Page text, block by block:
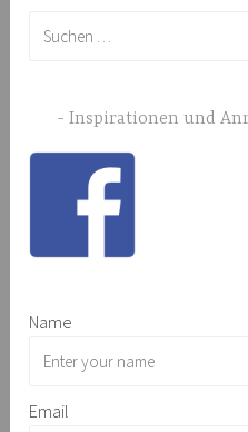
Inspirationen und
Name
Email